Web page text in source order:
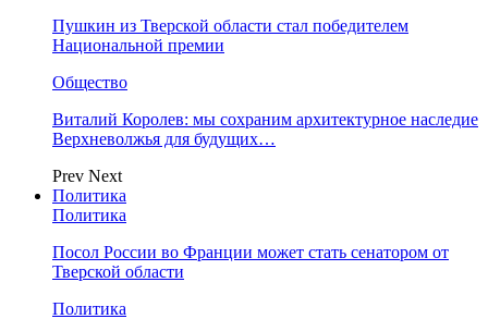
Пушкин из Тверской области стал победителем
Национальной премии
Общество
Виталий Королев: мы сохраним архитектурное наследие
Верхневолжья для будущих…
Prev Next
Политика
Политика
Посол России во Франции может стать сенатором от
Тверской области
Политика